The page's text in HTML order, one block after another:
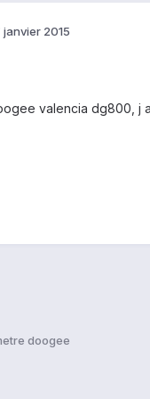
janvier 2015
valencia dg800, j
doogee